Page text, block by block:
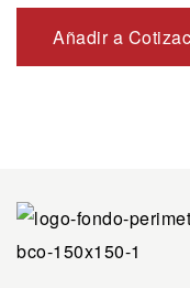
Añadir a